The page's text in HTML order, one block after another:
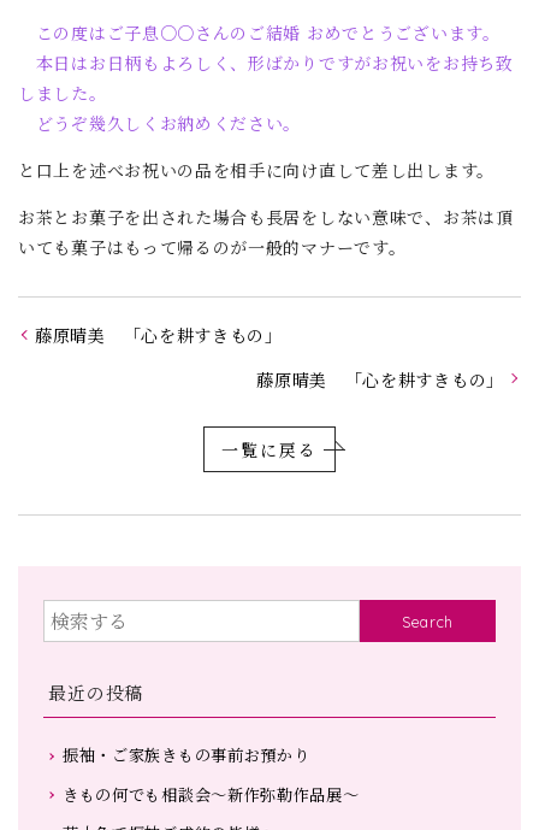
この度はご子息○○さんのご結婚 おめでとうございます。
本日はお日柄もよろしく、形ばかりですがお祝いをお持ち致
しました。
どうぞ幾久しくお納めください。
と口上を述べお祝いの品を相手に向け直して差し出します。
お茶とお菓子を出された場合も長居をしない意味で、お茶は頂
いても菓子はもって帰るのが一般的マナーです。
藤原晴美 「心を耕すきもの」
藤原晴美 「心を耕すきもの」
一覧に戻る
Search
最近の投稿
振袖・ご家族きもの事前お預かり
きもの何でも相談会～新作弥勒作品展～